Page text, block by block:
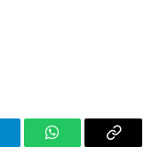
WhatsAppCopy